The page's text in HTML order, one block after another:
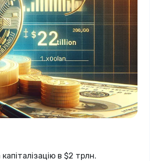
в $2 трлн.